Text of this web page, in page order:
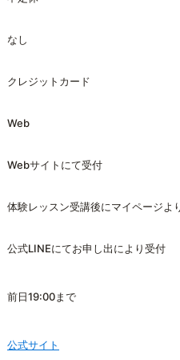
なし
クレジットカード
Web
Webサイトにて受付
体験レッスン受講後にマイページよ
公式LINEにてお申し出により受付
前日19:00まで
公式サイト